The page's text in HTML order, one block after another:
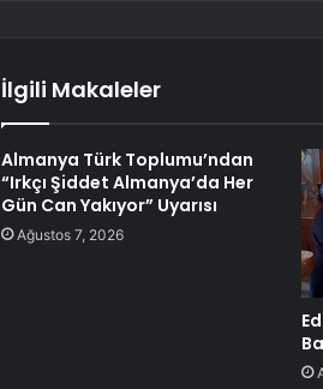
İlgili Makaleler
Almanya Türk Toplumu’ndan
“Irkçı Şiddet Almanya’da Her
Gün Can Yakıyor” Uyarısı
Ağustos 7, 2026